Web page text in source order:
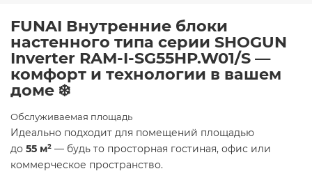
FUNAI Внутренние блоки
настенного типа серии SHOGUN
Inverter RAM-I-SG55HP.W01/S —
комфорт и технологии в вашем
доме ❄️
Обслуживаемая площадь
Идеально подходит для помещений площадью
до 55 м² — будь то просторная гостиная, офис или
коммерческое пространство. ​